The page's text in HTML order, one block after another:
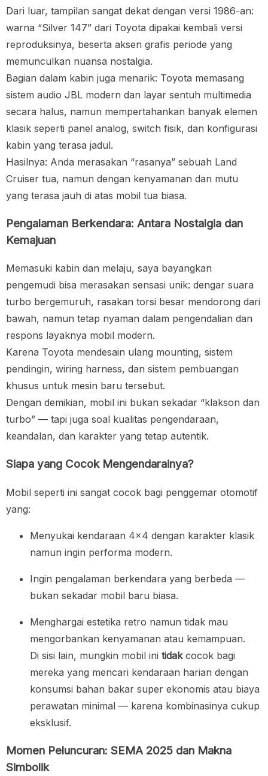
Dari luar, tampilan sangat dekat dengan versi 1986-an:
warna “Silver 147” dari Toyota dipakai kembali versi
reproduksinya, beserta aksen grafis periode yang
memunculkan nuansa nostalgia.
Bagian dalam kabin juga menarik: Toyota memasang
sistem audio JBL modern dan layar sentuh multimedia
secara halus, namun mempertahankan banyak elemen
klasik seperti panel analog, switch fisik, dan konfigurasi
kabin yang terasa jadul.
Hasilnya: Anda merasakan “rasanya” sebuah Land
Cruiser tua, namun dengan kenyamanan dan mutu
yang terasa jauh di atas mobil tua biasa.
Pengalaman Berkendara: Antara Nostalgia dan
Kemajuan
Memasuki kabin dan melaju, saya bayangkan
pengemudi bisa merasakan sensasi unik: dengar suara
turbo bergemuruh, rasakan torsi besar mendorong dari
bawah, namun tetap nyaman dalam pengendalian dan
respons layaknya mobil modern.
Karena Toyota mendesain ulang mounting, sistem
pendingin, wiring harness, dan sistem pembuangan
khusus untuk mesin baru tersebut.
Dengan demikian, mobil ini bukan sekadar “klakson dan
turbo” — tapi juga soal kualitas pengendaraan,
keandalan, dan karakter yang tetap autentik.
Siapa yang Cocok Mengendarainya?
Mobil seperti ini sangat cocok bagi penggemar otomotif
yang:
Menyukai kendaraan 4×4 dengan karakter klasik
namun ingin performa modern.
Ingin pengalaman berkendara yang berbeda —
bukan sekadar mobil baru biasa.
Menghargai estetika retro namun tidak mau
mengorbankan kenyamanan atau kemampuan.
Di sisi lain, mungkin mobil ini tidakcocok bagi
mereka yang mencari kendaraan harian dengan
konsumsi bahan bakar super ekonomis atau biaya
perawatan minimal — karena kombinasinya cukup
eksklusif.
Momen Peluncuran: SEMA 2025 dan Makna
Simbolik